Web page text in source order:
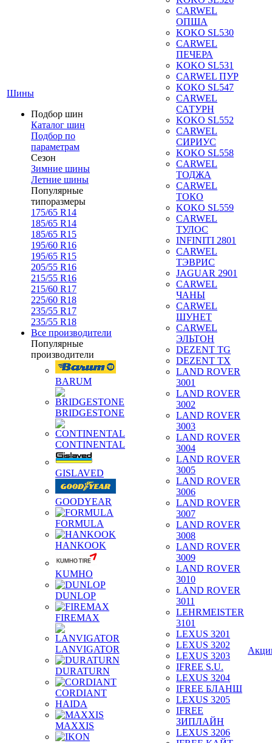
Шины
Подбор шин
Каталог шин
Подбор по
параметрам
Сезон
Зимние шины
Летние шины
Популярные
типоразмеры
175/65 R14
185/65 R14
185/65 R15
195/60 R16
195/65 R15
205/55 R16
215/55 R16
215/60 R17
225/60 R18
235/55 R17
235/55 R18
Все производители
Популярные
производители
BARUM
BRIDGESTONE
CONTINENTAL
GISLAVED
GOODYEAR
FORMULA
HANKOOK
KUMHO
DUNLOP
FIREMAX
LANVIGATOR
DURATURN
CORDIANT
HAIDA
MAXXIS
CARWEL
ОПША
KOKO SL530
CARWEL
ПЕЧЕРА
KOKO SL531
CARWEL ПУР
KOKO SL547
CARWEL
САТУРН
KOKO SL552
CARWEL
СИРИУС
KOKO SL558
CARWEL
ТОДЖА
CARWEL
ТОКО
KOKO SL559
CARWEL
ТУЛОС
INFINITI 2801
CARWEL
ТЭВРИС
JAGUAR 2901
CARWEL
ЧАНЫ
CARWEL
ШУНЕТ
CARWEL
ЭЛЬТОН
DEZENT TG
DEZENT TX
LAND ROVER
3001
LAND ROVER
3002
LAND ROVER
3003
LAND ROVER
3004
LAND ROVER
3005
LAND ROVER
3006
LAND ROVER
3007
LAND ROVER
3008
LAND ROVER
3009
LAND ROVER
3010
LAND ROVER
3011
LEHRMEISTER
3101
LEXUS 3201
LEXUS 3202
LEXUS 3203
IFREE S.U.
LEXUS 3204
IFREE БЛАНШ
LEXUS 3205
IFREE
ЗИПЛАЙН
LEXUS 3206